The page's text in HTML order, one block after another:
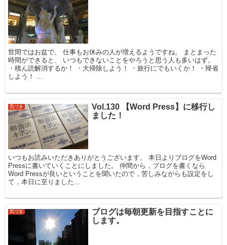
世間ではお盆で、 仕事もお休みの人が増えるようですね。 まとまった
時間ができると、 いつもできないことをやろうと思う人も多いはず。
・積ん読解消するか！ ・大掃除しよう！ ・旅行にでもいくか！ ・帰省
しよう！ ...
気づき
Vol.130 【Word Press】に移行し
ました！
いつもお読みいただきありがとうございます。 本日よりブログをWord
Pressに書いていくことにしました。 仲間から，ブログを書くなら
Word Pressが良いということを聞いたので，苦しみながらも設定をし
て，本日に至りました...
気づき
ブログは毎朝更新を目指すことに
します。